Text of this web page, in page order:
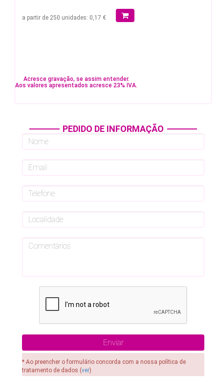
a partir de 250 unidades: 0,17 €
Acresce gravação, se assim entender.
Aos valores apresentados acresce 23% IVA.
PEDIDO DE INFORMAÇÃO
* Ao preencher o formulário concorda com a nossa política de
tratamento de dados (ver)